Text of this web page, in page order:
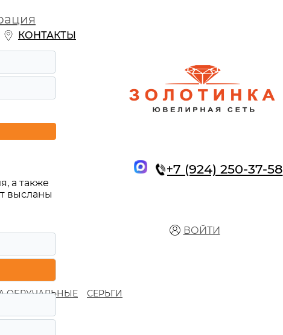
КОНТАКТЫ
+7 (924) 250-37-58
ВОЙТИ
ОБРУЧАЛЬНЫЕ СЕРЬГИ
а также
высланы